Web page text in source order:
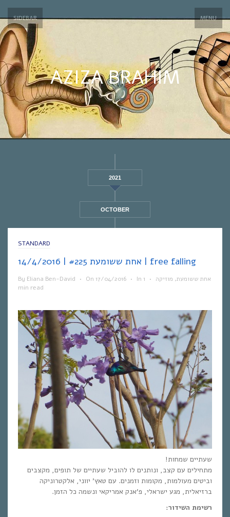
SIDEBAR MENU
AZIZA BRAHIM
2021
OCTOBER
STANDARD
אחת ששומעת #225 | 14/4/2016 | free falling
By Eliana Ben-David • On 17/04/2016 • In אחת ששומעת, מוזיקה •
1
min read
שעתיים שמחות!
מתחילים עם קצב, ונותנים לו להוביל שעתיים של תופים, מקצבים
וביטים מעולמות, מקומות וזמנים. עם טאץ’ יווני, אלקטרוניקה
ברזיאלית, מגע ישראלי, פ’אנק אמריקאי ונשמה כל הזמן.
רשימת השידור: